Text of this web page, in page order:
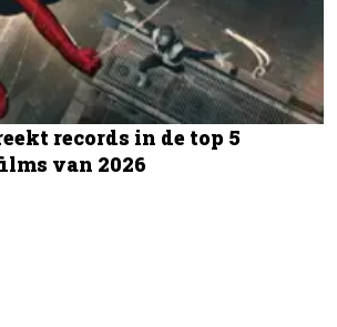
records in de top 5
van 2026